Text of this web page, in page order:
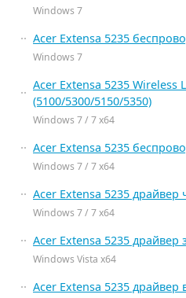
Windows 7
Acer Extensa 5235
Windows 7
Acer Extensa 5235 Wireless
(5100/5300/5150/5350)
Windows 7 / 7 x64
Acer Extensa 5235
Windows 7 / 7 x64
Acer Extensa 5235 драйвер
Windows 7 / 7 x64
Acer Extensa 5235 драйвер
Windows Vista x64
Acer Extensa 5235 драйвер